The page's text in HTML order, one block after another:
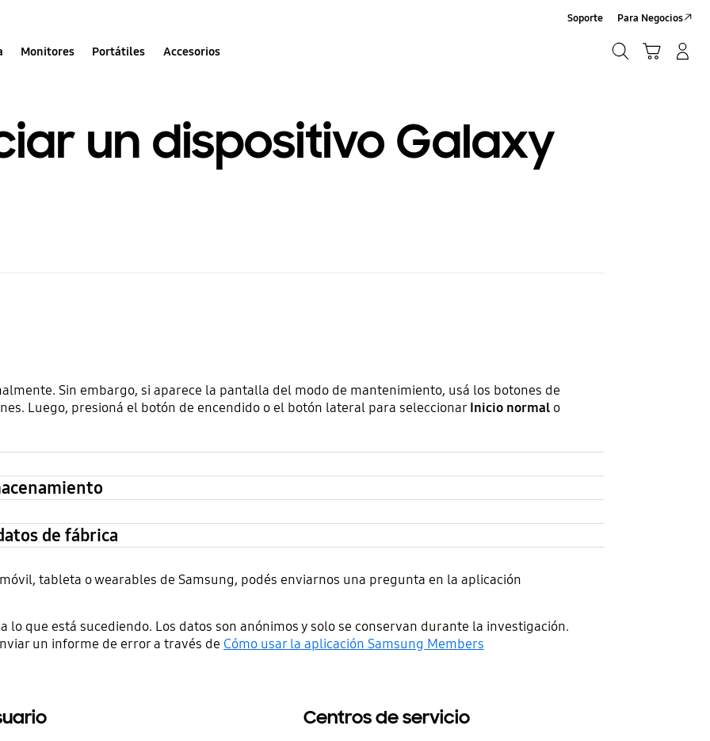
Monitores Portátiles Accesorios
Soporte Para Negocios
un dispositivo Galaxy
Sin embargo, si aparece la pantalla del modo de mantenimiento, usá los botones de
Luego, presioná el botón de encendido o el botón lateral para seleccionar Inicio normal o
de fábrica
tableta o wearables de Samsung, podés enviarnos una pregunta en la aplicación
lo que está sucediendo. Los datos son anónimos y solo se conservan durante la investigación.
un informe de error a través de Cómo usar la aplicación Samsung Members
Centros de servicio